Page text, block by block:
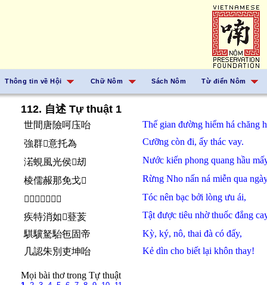
Thông tin về Hội Chữ Nôm Sách Nôm Từ điển Nôm
112. 自述 Tự thuật 1
世間唐險呵庒咍 Thế gian đường hiểm há chăng
強群𠫾意托為
Cưỡng còn đi, ấy thác vay.
渃蜆風光侯𱥯刼
Nước kiến phong quang hầu
棱儒赧那免戈𣈜
Rừng Nho nấn ná miễn qua
𩯀𢧚泊𪽝𢚸憂愛
Tóc nên bạc bởi lòng ưu ái,
疾特消如𬟥䔲荄
Tật được tiêu nhờthuốc đắng
騏驥駑駘㐌固帝
Kỳ, ký, nô, thai đà có đấy,
几認朱別吏坤咍
Kẻ dìn cho biết lại khôn thay!
Mọi bài thơ trong Tự thuật